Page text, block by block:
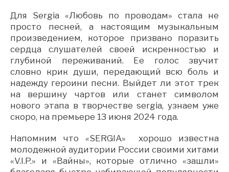
Для Sergia «Любовь по проводам» стала не
просто песней, а настоящим музыкальным
произведением, которое призвано поразить
сердца слушателей своей искренностью и
глубиной переживаний. Ее голос звучит
словно крик души, передающий всю боль и
надежду героини песни. Выйдет ли этот трек
на вершину чартов или станет символом
нового этапа в творчестве sergia, узнаем уже
скоро, на премьере 13 июня 2024 года.
Напомним что «SERGIA» хорошо известна
молодежной аудитории России своими хитами
«V.I.P.» и «Вайны», которые отлично «зашли»